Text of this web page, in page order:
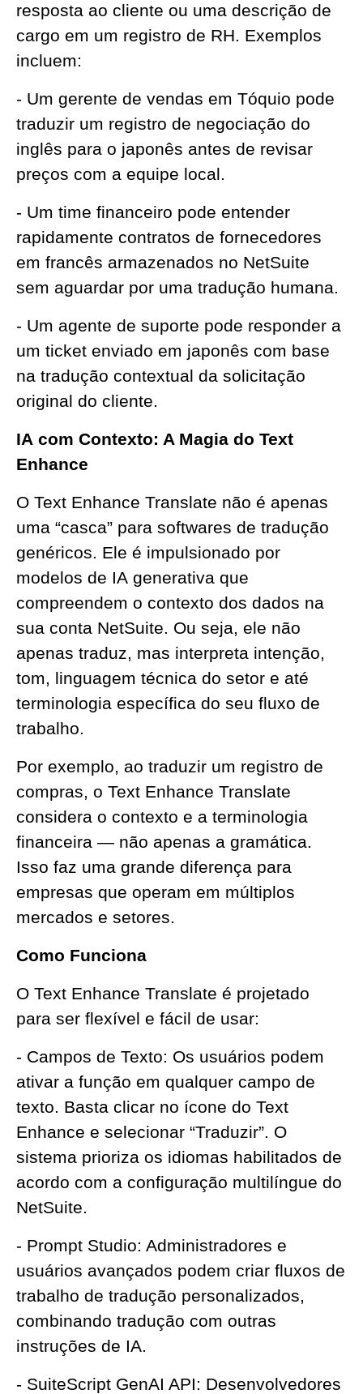
resposta ao cliente ou uma descrição de
cargo em um registro de RH. Exemplos
incluem:
- Um gerente de vendas em Tóquio pode
traduzir um registro de negociação do
inglês para o japonês antes de revisar
preços com a equipe local.
- Um time financeiro pode entender
rapidamente contratos de fornecedores
em francês armazenados no NetSuite
sem aguardar por uma tradução humana.
- Um agente de suporte pode responder a
um ticket enviado em japonês com base
na tradução contextual da solicitação
original do cliente.
IA com Contexto: A Magia do Text
Enhance
O Text Enhance Translate não é apenas
uma “casca” para softwares de tradução
genéricos. Ele é impulsionado por
modelos de IA generativa que
compreendem o contexto dos dados na
sua conta NetSuite. Ou seja, ele não
apenas traduz, mas interpreta intenção,
tom, linguagem técnica do setor e até
terminologia específica do seu fluxo de
trabalho.
Por exemplo, ao traduzir um registro de
compras, o Text Enhance Translate
considera o contexto e a terminologia
financeira — não apenas a gramática.
Isso faz uma grande diferença para
empresas que operam em múltiplos
mercados e setores.
Como Funciona
O Text Enhance Translate é projetado
para ser flexível e fácil de usar:
- Campos de Texto: Os usuários podem
ativar a função em qualquer campo de
texto. Basta clicar no ícone do Text
Enhance e selecionar “Traduzir”. O
sistema prioriza os idiomas habilitados de
acordo com a configuração multilíngue do
NetSuite.
- Prompt Studio: Administradores e
usuários avançados podem criar fluxos de
trabalho de tradução personalizados,
combinando tradução com outras
instruções de IA.
- SuiteScript GenAI API: Desenvolvedores